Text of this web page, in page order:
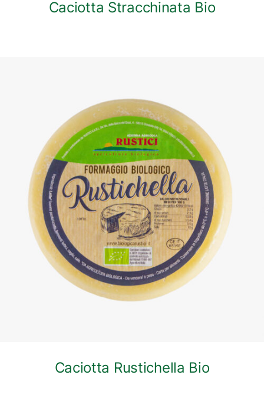
Caciotta Stracchinata Bio
DETTAGLI
Caciotta Rustichella Bio